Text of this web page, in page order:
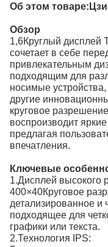
Об этом товаре:
Обзор
1,6Круглый дисплей
сочетает в себе
привлекательным
подходящим для
носимые
другие
круговое
воспроизводит
предлагая
впечатления.
Ключевые
1.Дисплей высокого
400×40Круговое
детализированное и
подходящее для
графики или текста.
2.Технология IPS: